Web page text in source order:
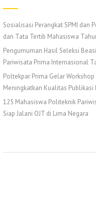
Sosialisasi Perangkat SPMI dan
dan Tata Tertib Mahasiswa
Pengumuman Hasil Seleksi
Pariwisata Prima Internasional
Poltekpar Prima Gelar
Meningkatkan Kualitas Publikasi
125 Mahasiswa Politeknik
Siap Jalani OJT di Lima Negara